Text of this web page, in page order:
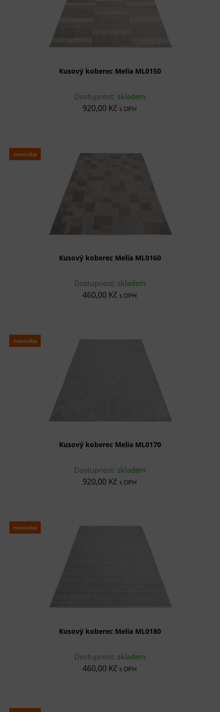
Kusový koberec Melia ML0150
Dostupnost: skladem
920,00 Kč s DPH
novinka
Kusový koberec Melia ML0160
Dostupnost: skladem
460,00 Kč s DPH
novinka
Kusový koberec Melia ML0170
Dostupnost: skladem
920,00 Kč s DPH
novinka
Kusový koberec Melia ML0180
Dostupnost: skladem
460,00 Kč s DPH